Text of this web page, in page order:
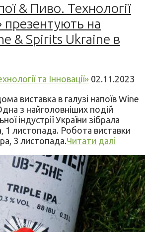
& Пиво. Технології
презентують на
& Spirits Ukraine в
та Інновації» 02.11.2023
виставка в галузі напоїв Wine
з найголовніших подій
індустрії України зібрала
1 листопада. Робота виставки
3 листопада.Читати далі